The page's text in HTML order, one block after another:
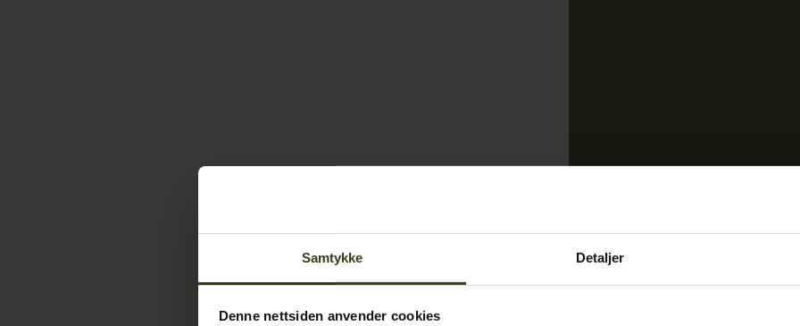
Samtykke Detaljer
Denne nettsiden anvender cookies